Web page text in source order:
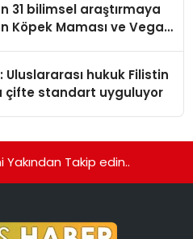
31 bilimsel araştırmaya
Köpek Maması ve Vegan
Uluslararası hukuk Filistin
çifte standart uyguluyor
Takip edin..